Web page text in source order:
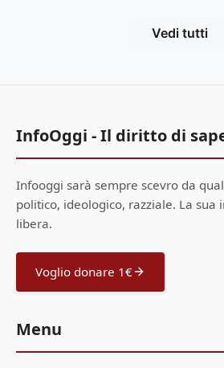
Vedi tutti
InfoOggi - Il diritto di
Infooggi sarà sempre scevro da
politico, ideologico, razziale. La sua
libera.
Voglio donare 1€
Menu